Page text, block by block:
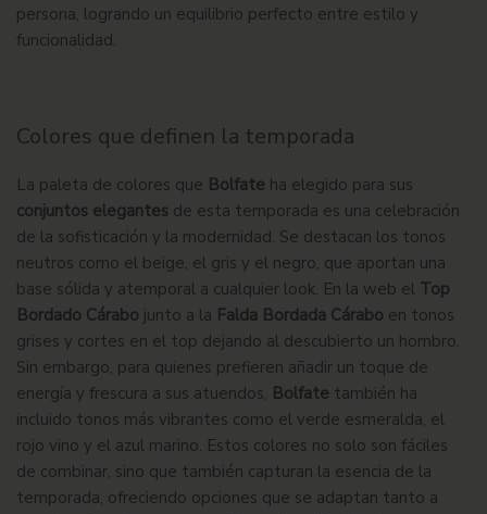
persona, logrando un equilibrio perfecto entre estilo y
funcionalidad.
Colores que definen la temporada
La paleta de colores que Bolfate ha elegido para sus
conjuntos elegantes de esta temporada es una celebración
de la sofisticación y la modernidad. Se destacan los tonos
neutros como el beige, el gris y el negro, que aportan una
base sólida y atemporal a cualquier look. En la web el Top
Bordado Cárabo junto a la Falda Bordada Cárabo en tonos
grises y cortes en el top dejando al descubierto un hombro.
Sin embargo, para quienes prefieren añadir un toque de
energía y frescura a sus atuendos, Bolfate también ha
incluido tonos más vibrantes como el verde esmeralda, el
rojo vino y el azul marino. Estos colores no solo son fáciles
de combinar, sino que también capturan la esencia de la
temporada, ofreciendo opciones que se adaptan tanto a